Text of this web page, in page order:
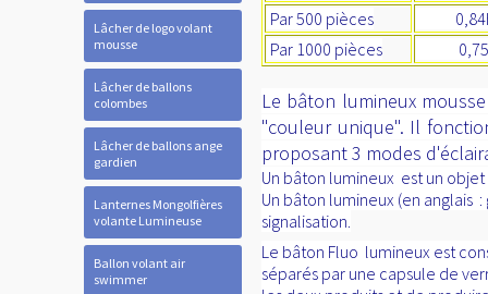
Lâcher de logo volant
mousse
Lâcher de ballons
colombes
Lâcher de ballons ange
gardien
Lanternes Mongolfières
volante Lumineuse
Ballon volant air
swimmer
Par 500 pièces
Par 1000 pièces
Le bâton lumineux
"couleur unique". Il
proposant 3 modes
Un bâton lumineux est un
Un bâton lumineux (en anglais
signalisation.
Le bâton Fluo lumineux est
séparés par une capsule de